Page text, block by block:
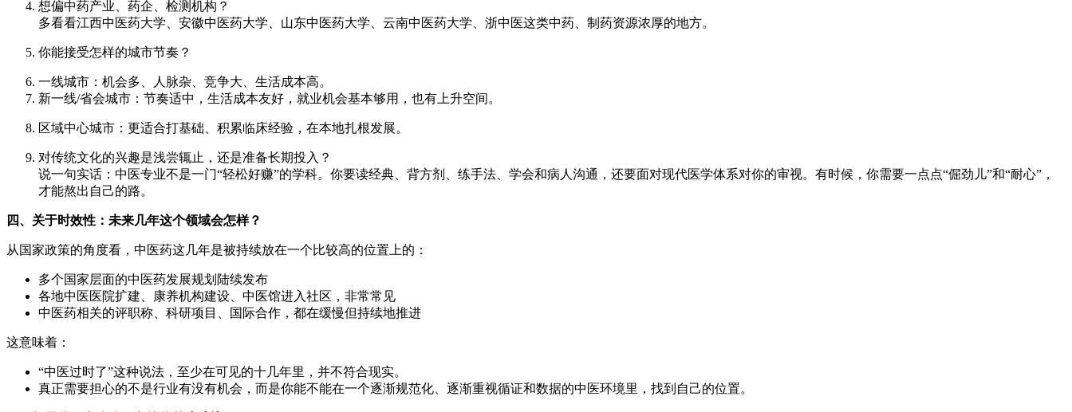
想偏中药产业、药企、检测机构？
多看看江西中医药大学、安徽中医药大学、山东中医药大学、云南中医药大学、浙中医这类中药、制药资源浓厚的地方。
你能接受怎样的城市节奏？
一线城市：机会多、人脉杂、竞争大、生活成本高。
新一线/省会城市：节奏适中，生活成本友好，就业机会基本够用，也有上升空间。
区域中心城市：更适合打基础、积累临床经验，在本地扎根发展。
对传统文化的兴趣是浅尝辄止，还是准备长期投入？
说一句实话：中医专业不是一门“轻松好赚”的学科。你要读经典、背方剂、练手法、学会和病人沟通，还要面对现代医学体系对你的审视。有时候，你需要一点点“倔劲儿”和“耐心”，
才能熬出自己的路。
四、关于时效性：未来几年这个领域会怎样？
从国家政策的角度看，中医药这几年是被持续放在一个比较高的位置上的：
多个国家层面的中医药发展规划陆续发布
各地中医医院扩建、康养机构建设、中医馆进入社区，非常常见
中医药相关的评职称、科研项目、国际合作，都在缓慢但持续地推进
这意味着：
“中医过时了”这种说法，至少在可见的十几年里，并不符合现实。
真正需要担心的不是行业有没有机会，而是你能不能在一个逐渐规范化、逐渐重视循证和数据的中医环境里，找到自己的位置。